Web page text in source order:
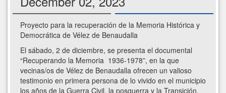
Proyecto para la recuperación de la Memoria Histórica y
Democrática de Vélez de Benaudalla
El sábado, 2 de diciembre, se presenta el documental
“Recuperando la Memoria 1936-1978”, en la que
vecinas/os de Vélez de Benaudalla ofrecen un valioso
testimonio en primera persona de lo vivido en el municipio
los años de la Guerra Civil, la posguerra y la Transición.